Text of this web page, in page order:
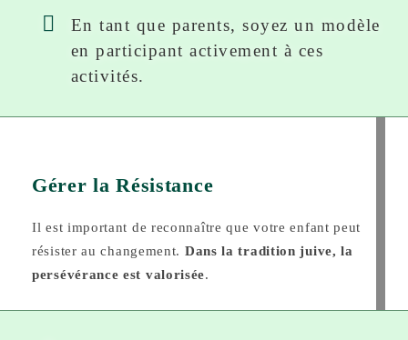
En tant que parents, soyez un modèle
en participant activement à ces
activités.
Gérer la Résistance
Il est important de reconnaître que votre enfant peut
résister au changement. Dans la tradition juive, la
persévérance est valorisée.